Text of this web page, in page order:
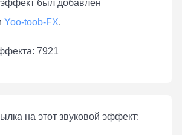
эффект был добавлен
Yoo-toob-FX.
7921
на этот звуковой эффект: